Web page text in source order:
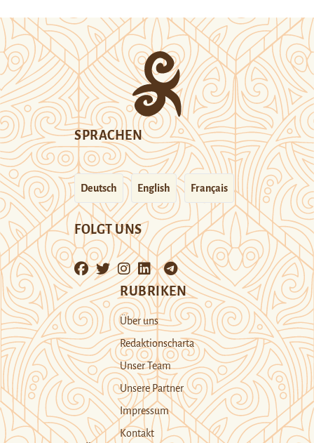
SPRACHEN
Deutsch English Français
FOLGT UNS
RUBRIKEN
Über uns
Redaktionscharta
Unser Team
Unsere Partner
Impressum
Kontakt